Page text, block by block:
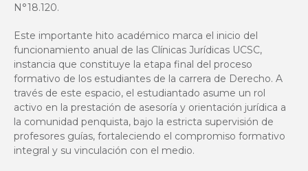
N°18.120.
Este importante hito académico marca el inicio del
funcionamiento anual de las Clínicas Jurídicas UCSC,
instancia que constituye la etapa final del proceso
formativo de los estudiantes de la carrera de Derecho. A
través de este espacio, el estudiantado asume un rol
activo en la prestación de asesoría y orientación jurídica a
la comunidad penquista, bajo la estricta supervisión de
profesores guías, fortaleciendo el compromiso formativo
integral y su vinculación con el medio.